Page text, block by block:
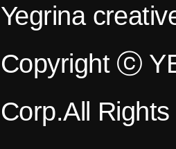
Yegrina
Copyright ⓒ
Corp.All